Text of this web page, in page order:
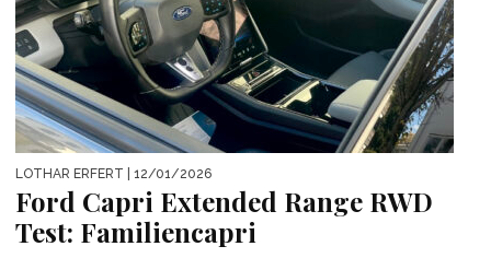
LOTHAR ERFERT | 12/01/2026
Ford Capri Extended Range RWD
Test: Familiencapri